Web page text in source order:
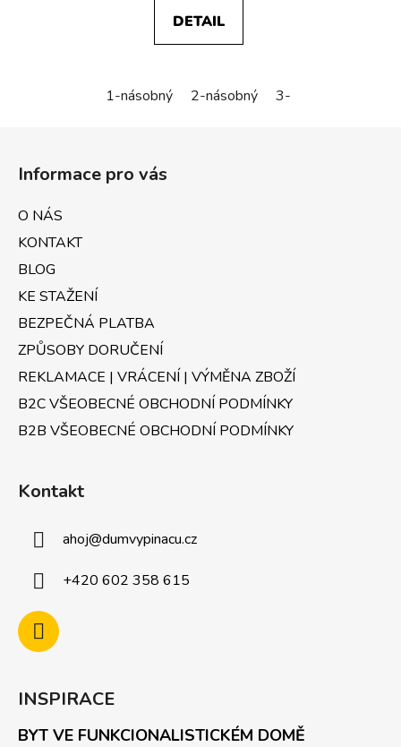
DETAIL
1-násobný 2-násobný 3-násobný
Informace pro vás
O NÁS
KONTAKT
BLOG
KE STAŽENÍ
BEZPEČNÁ PLATBA
ZPŮSOBY DORUČENÍ
REKLAMACE | VRÁCENÍ | VÝMĚNA ZBOŽÍ
B2C VŠEOBECNÉ OBCHODNÍ PODMÍNKY
B2B VŠEOBECNÉ OBCHODNÍ PODMÍNKY
Kontakt
ahoj@dumvypinacu.cz
+420 602 358 615
INSPIRACE
BYT VE FUNKCIONALISTICKÉM DOMĚ